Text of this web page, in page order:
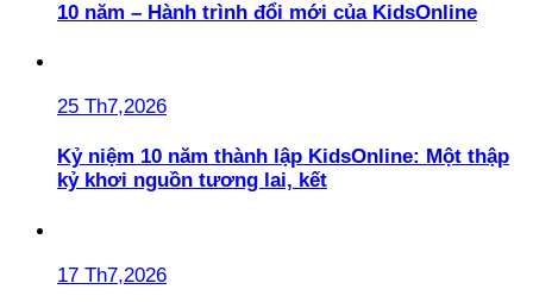
10 năm – Hành trình đổi mới của KidsOnline
25 Th7,2026
Kỷ niệm 10 năm thành lập KidsOnline: Một thập
kỷ khơi nguồn tương lai, kết
17 Th7,2026